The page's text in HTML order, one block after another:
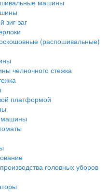
машины
зиг-заг
(распошивальные)
челночного стежка
платформой
головных уборов